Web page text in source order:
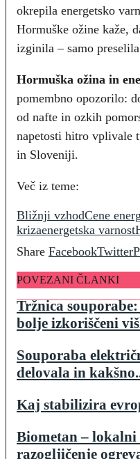
okrepila energetsko
Hormuške ožine kaže,
izginila – samo
Hormuška ožina in
pomembno opozorilo:
od nafte in ozkih
napetosti hitro vplivale
in Sloveniji.
Več iz teme:
Bližnji vzhodCene
krizaenergetska varnost
Share FacebookTwitter
POVEZANI ČLANKI
Tržnica
bolje izkoriščeni
Souporaba
delovala in
Kaj stabilizira
Biometan –
razogljičenje